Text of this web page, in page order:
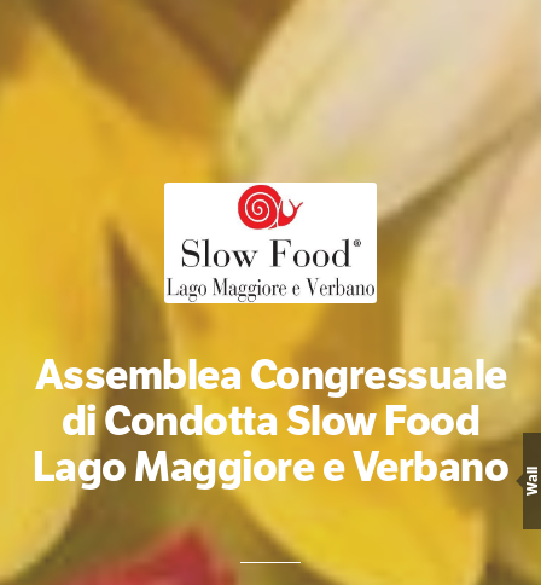
Assemblea Congressuale
di Condotta Slow Food
Lago Maggiore e Verbano
Wall